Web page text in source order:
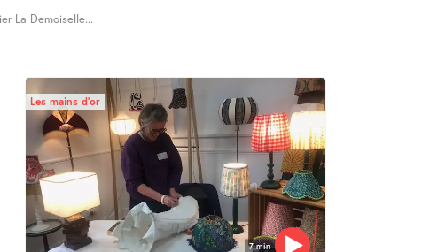
La Demoiselle...
7 min
Les mains d’or